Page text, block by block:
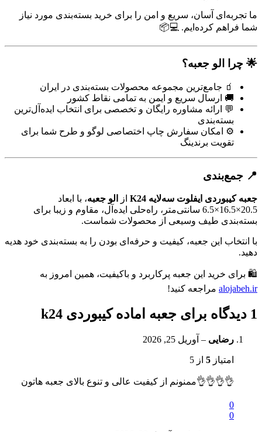
ما تجربه‌ای آسان، سریع و امن را برای خرید بسته‌بندی مورد نیاز
شما فراهم کرده‌ایم. 💻📦
🌟 چرا الو جعبه؟
🧃 جامع‌ترین مجموعه محصولات بسته‌بندی در ایران
🚚 ارسال سریع و ایمن به تمامی نقاط کشور
💬 ارائه مشاوره رایگان و تخصصی برای انتخاب ایده‌آل‌ترین
بسته‌بندی
⚙️ امکان سفارش چاپ اختصاصی لوگو و طرح شما برای
تقویت برندینگ
📍 جمع‌بندی
جعبه کیبوردی ایفلوت سه‌لایه K24 از الو جعبه، با ابعاد
20.5×16.5×6.5 سانتی‌متر، راه‌حلی ایده‌آل، مقاوم و زیبا برای
بسته‌بندی طیف وسیعی از محصولات شماست.
با انتخاب این جعبه، کیفیت و حرفه‌ای بودن را به بسته‌بندی خود هدیه
دهید.
🛍️ برای خرید این جعبه پرکاربرد و باکیفیت، همین امروز به
alojabeh.ir مراجعه کنید!
1 دیدگاه برای جعبه اماده کیبوردی k24
رضایی – آوریل 25, 2026
امتیاز 5 از 5
👌👌👌👌ممنونم از کیفیت عالی و تنوع بالای جعبه هاتون
0
0